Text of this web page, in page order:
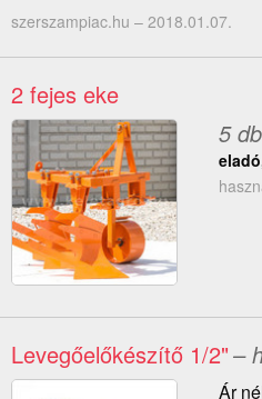
szerszampiac.hu – 2018.01.07.
2 fejes eke
5 db
Levegőelőkészítő 1/2"–
Ár